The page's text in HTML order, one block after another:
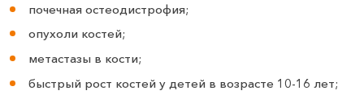
почечная остеодистрофия;
опухоли костей;
метастазы в кости;
быстрый рост костей у детей в возрасте 10-16 лет;